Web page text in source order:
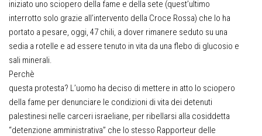
iniziato uno sciopero della fame e della sete (quest’ultimo
interrotto solo grazie all’intervento della Croce Rossa) che lo ha
portato a pesare, oggi, 47 chili, a dover rimanere seduto su una
sedia a rotelle e ad essere tenuto in vita da una flebo di glucosio e
sali minerali.
Perchè
questa protesta? L’uomo ha deciso di mettere in atto lo sciopero
della fame per denunciare le condizioni di vita dei detenuti
palestinesi nelle carceri israeliane, per ribellarsi alla cosiddetta
“detenzione amministrativa” che lo stesso Rapporteur delle